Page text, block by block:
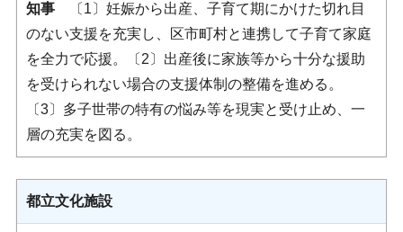
知事〔1〕妊娠から出産、子育て期にかけた切れ目
のない支援を充実し、区市町村と連携して子育て家庭
を全力で応援。〔2〕出産後に家族等から十分な援助
を受けられない場合の支援体制の整備を進める。
〔3〕多子世帯の特有の悩み等を現実と受け止め、一
層の充実を図る。
都立文化施設